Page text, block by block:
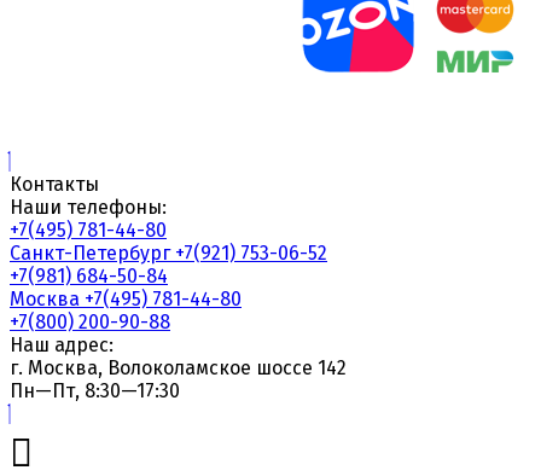
Контакты
Наши телефоны:
+7(495) 781-44-80
Санкт-Петербург +7(921) 753-06-52
+7(981) 684-50-84
Москва +7(495) 781-44-80
+7(800) 200-90-88
Наш адрес:
г. Москва, Волоколамское шоссе 142
Пн—Пт, 8:30—17:30